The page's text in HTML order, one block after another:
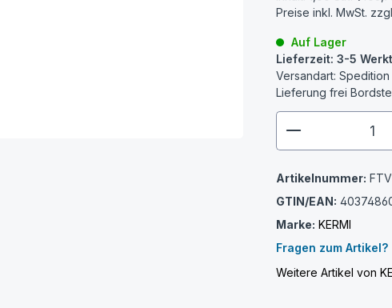
Preise inkl. MwSt.
Auf Lager
Lieferzeit: 3-5
Versandart: Spedition
Lieferung frei
Artikelnummer:
GTIN/EAN:
Marke: KERMI
Fragen zum Artikel?
Weitere Artikel von